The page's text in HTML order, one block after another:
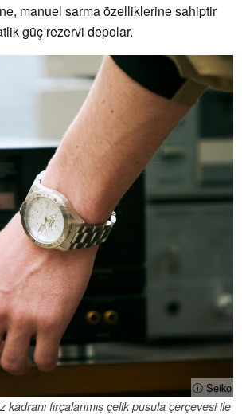
manuel sarma özelliklerine sahiptir
güç rezervi depolar.
ⓘ Seiko
kadranı fırçalanmış çelik pusula çerçevesi ile